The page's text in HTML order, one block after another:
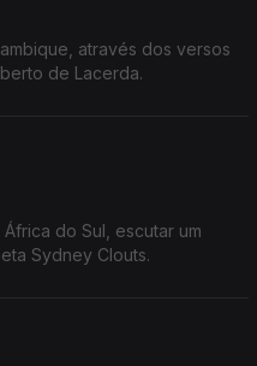
através dos versos
de Lacerda.
do Sul, escutar um
Sydney Clouts.